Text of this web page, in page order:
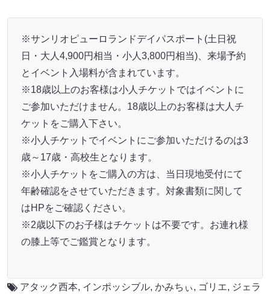
※サンリオピューロランドデイパスポート(土日祝
日・大人4,900円相当・小人3,800円相当)、来場予約
とイベント入場料が含まれています。
※18歳以上のお客様は小人チケットではイベントに
ご参加いただけません。18歳以上のお客様は大人チ
ケットをご購入下さい。
※小人チケットでイベントにご参加いただけるのは3
歳～17歳・高校生となります。
※小人チケットをご購入の方は、当日現地受付にて
年齢確認をさせていただきます。対象書類に関して
はHPをご確認ください。
※2歳以下のお子様はチケットは不要です。お連れ様
の膝上等でご鑑賞となります。
アタック西本, インポッシブル, かみちぃ, ゴリエ, ジェラ